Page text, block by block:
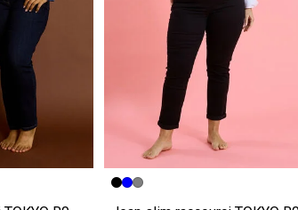
Image précédente
Image suivante